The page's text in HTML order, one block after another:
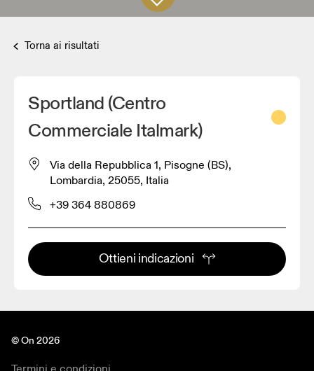
Torna ai risultati
Sportland (Centro
Commerciale Italmark)
Via della Repubblica 1, Pisogne (BS),
Lombardia, 25055, Italia
+39 364 880869
Ottieni indicazioni
© On 2026